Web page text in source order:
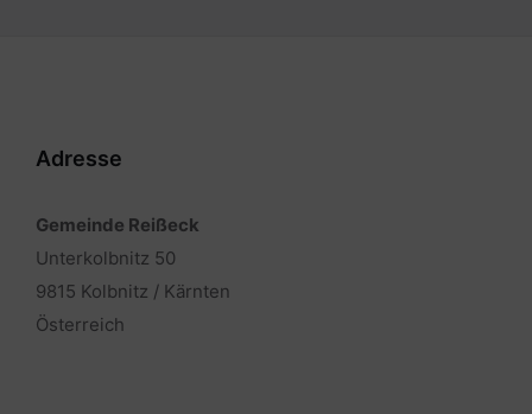
Adresse
Gemeinde Reißeck
Unterkolbnitz 50
9815 Kolbnitz / Kärnten
Österreich